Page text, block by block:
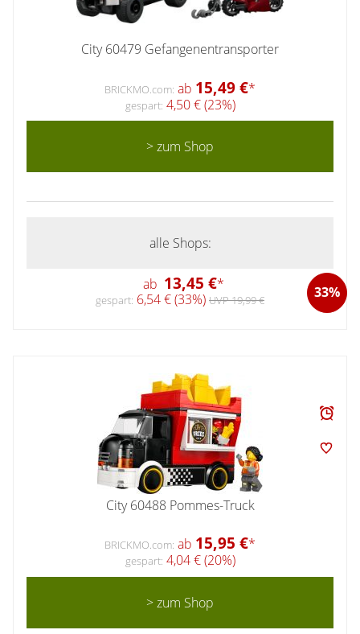
City 60479 Gefangenentransporter
BRICKMO.com: ab 15,49 €*
gespart: 4,50 € (23%)
> zum Shop
alle Shops:
ab 13,45 €* 33%
gespart: 6,54 € (33%) UVP 19,99 €
City 60488 Pommes-Truck
BRICKMO.com: ab 15,95 €*
gespart: 4,04 € (20%)
> zum Shop